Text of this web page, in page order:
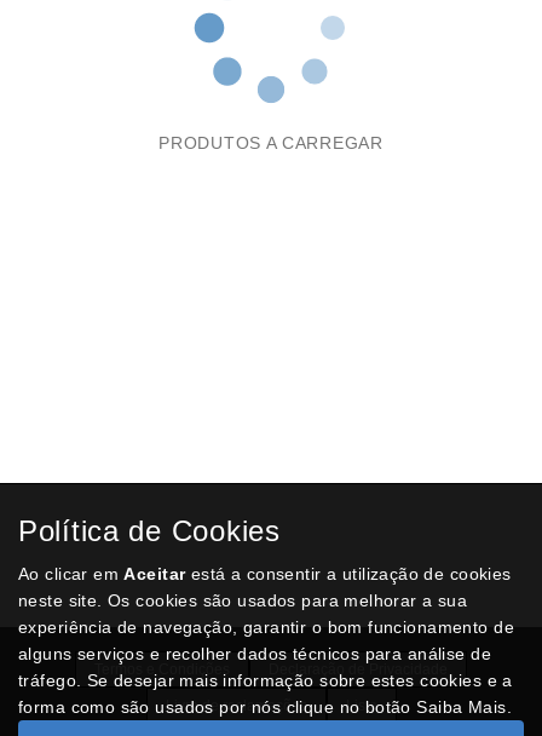
PRODUTOS A CARREGAR
Termos e Condições
Livro de reclamações Lista
Política de Cookies
Ao clicar emAceitarestá a consentir a utilização de cookies
neste site. Os cookies são usados para melhorar a sua
experiência de navegação, garantir o bom funcionamento de
alguns serviços e recolher dados técnicos para análise de
tráfego. Se desejar mais informação sobre estes cookies e a
forma como são usados por nós clique no botão Saiba Mais.